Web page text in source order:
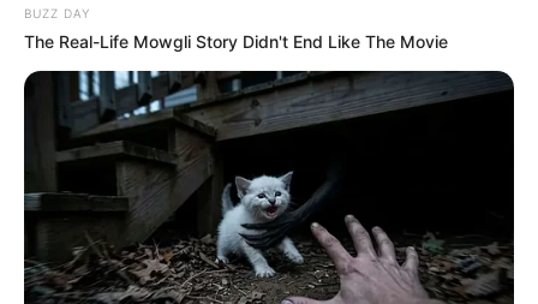
BUZZ DAY
The Real-Life Mowgli Story Didn't End Like The Movie